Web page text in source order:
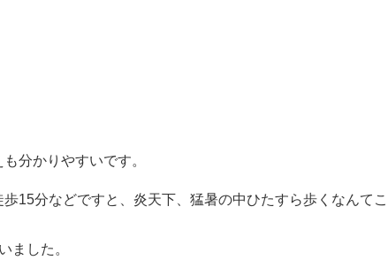
分かりやすいです。
15分などですと、炎天下、猛暑の中ひたすら歩くなんてこ
ました。